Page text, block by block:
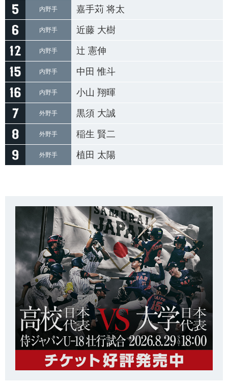
内野手 嘉手苅 将太
内野手 近藤 大樹
内野手 辻 憲伸
内野手 中田 惟斗
内野手 小山 翔暉
外野手 黒須 大誠
外野手 稲生 賢二
外野手 植田 太陽